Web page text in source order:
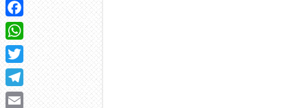
Facebook
WhatsApp
Twitter
Telegram